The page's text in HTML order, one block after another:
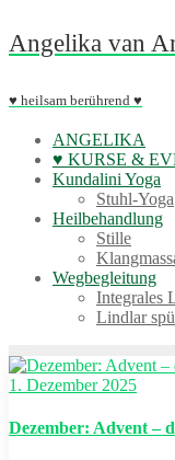
Skip
to
Angelika van
♥ heilsam berührend ♥
ANGELIKA
♥ KURSE &
Kundalini Yoga
Stuhl-Yoga
Heilbehandlung
Stille
Wegbegleitung
Integrales
Lindlar
1. Dezember 2025
Dezember: Advent –